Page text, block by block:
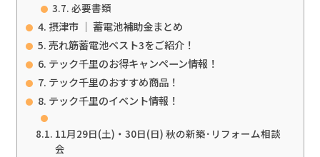
必要書類
摂津市 ｜ 蓄電池補助金まとめ
売れ筋蓄電池ベスト3をご紹介！
テック千里のお得キャンペーン情報！
テック千里のおすすめ商品！
テック千里のイベント情報！
11月29日(土)・30日(日) 秋の新築･リフォーム相談
会